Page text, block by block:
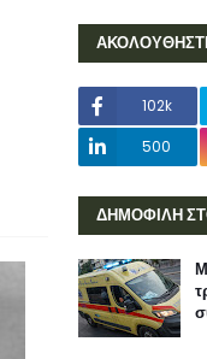
102k
500
ΔΗΜΟΦΙΛΗ